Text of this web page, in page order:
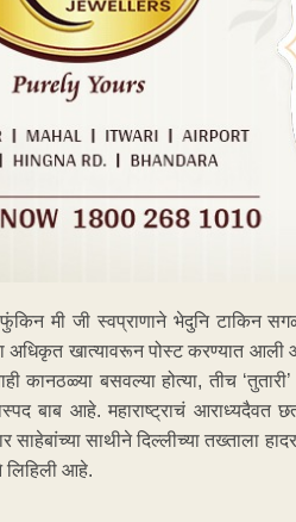
मी जी स्वप्राणाने भेदुनि टाकिन
अधिकृत खात्यावरून पोस्ट करण्यात आली
कानठळ्या बसवल्या होत्या, तीच
बाब आहे. महाराष्ट्राचं आराध्यदैवत
साथीने दिल्लीच्या तख्ताला
लिहिली आहे.